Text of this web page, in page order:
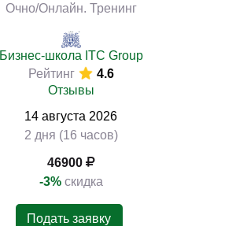
Очно/Онлайн. Тренинг
Бизнес-школа ITC Group
Рейтинг
4.6
Отзывы
14 августа 2026
2 дня (16 часов)
46900
-3% скидка
Подать заявку